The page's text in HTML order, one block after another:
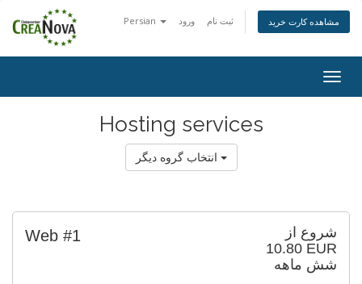
Persian ورود ثبت نام مشاهده کارت خرید
Hosting services
شروع از
10.80 EUR
شش ماهه
Web #1